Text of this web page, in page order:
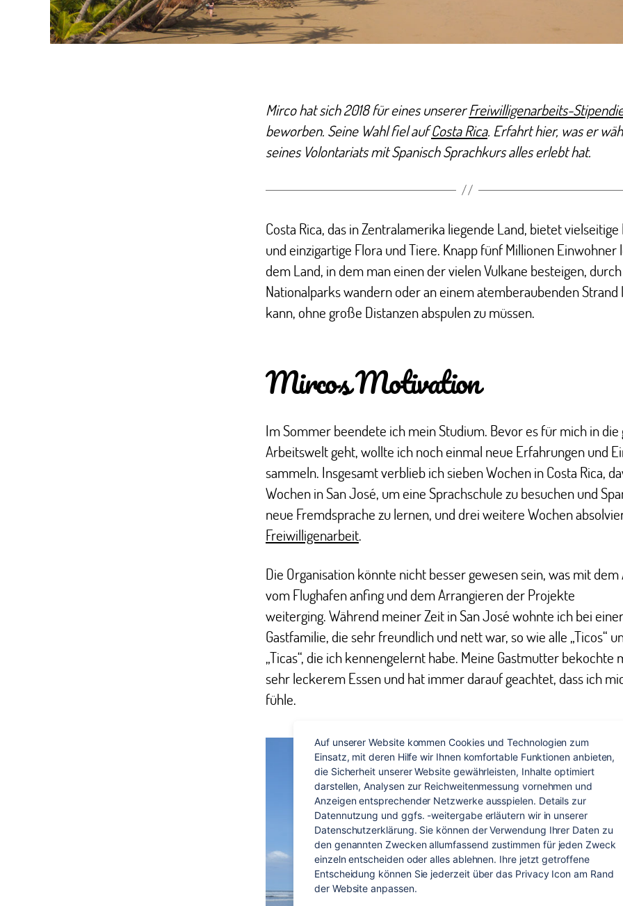
Mirco hat sich 2018 für eines unsererFreiwilligenarbeits-
beworben. Seine Wahl fiel aufCosta Rica. Erfahrt hier, was er
seines Volontariats mit Spanisch Sprachkurs alles erlebt hat.
Costa Rica, das in Zentralamerika liegende Land, bietet
und einzigartige Flora und Tiere. Knapp fünf Millionen Einwohner
dem Land, in dem man einen der vielen Vulkane besteigen, durch
Nationalparks wandern oder an einem atemberaubenden Strand
kann, ohne große Distanzen abspulen zu müssen.
Mircos Motivation
Im Sommer beendete ich mein Studium. Bevor es für mich in
Arbeitswelt geht, wollte ich noch einmal neue Erfahrungen und
sammeln. Insgesamt verblieb ich sieben Wochen in Costa Rica,
Wochen in San José, um eine Sprachschule zu besuchen und
neue Fremdsprache zu lernen, und drei weitere Wochen
Freiwilligenarbeit.
Die Organisation könnte nicht besser gewesen sein, was mit
vom Flughafen anfing und dem Arrangieren der Projekte
weiterging. Während meiner Zeit in San José wohnte ich bei einer
Gastfamilie, die sehr freundlich und nett war, so wie alle „Ticos“
„Ticas“, die ich kennengelernt habe. Meine Gastmutter bekochte
sehr leckerem Essen und hat immer darauf geachtet, dass ich
fühle.
Auf unserer Website kommen Cookies und Technologien zum
Einsatz, mit deren Hilfe wir Ihnen komfortable Funktionen anbieten,
die Sicherheit unserer Website gewährleisten, Inhalte optimiert
darstellen, Analysen zur Reichweitenmessung vornehmen und
Anzeigen entsprechender Netzwerke ausspielen. Details zur
Datennutzung und ggfs. -weitergabe erläutern wir in unserer
Datenschutzerklärung. Sie können der Verwendung Ihrer Daten zu
den genannten Zwecken allumfassend zustimmen für jeden Zweck
einzeln entscheiden oder alles ablehnen. Ihre jetzt getroffene
Entscheidung können Sie jederzeit über das Privacy Icon am Rand
der Website anpassen.